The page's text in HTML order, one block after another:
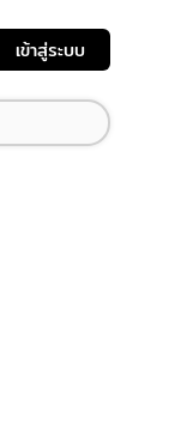
เข้าสู่ระบบ